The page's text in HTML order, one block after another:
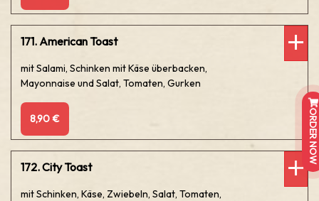
171. American Toast
mit Salami, Schinken mit Käse überbacken,
Mayonnaise und Salat, Tomaten, Gurken
8,90 €
172. City Toast
mit Schinken, Käse, Zwiebeln, Salat, Tomaten,
ORDER NOW